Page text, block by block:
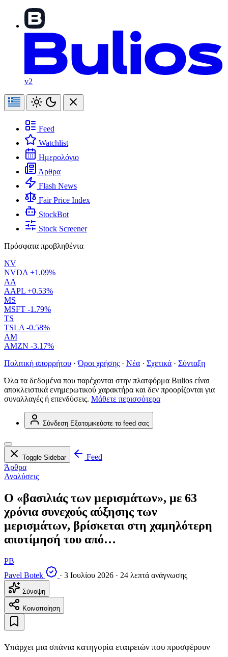
v2
Feed
Watchlist
Ημερολόγιο
Άρθρα
Flash News
Fair Price Index
StockBot
Stock Screener
Πρόσφατα προβληθέντα
NV
NVDA +1.09%
AA
AAPL +0.53%
MS
MSFT -1.79%
TS
TSLA -0.58%
AM
AMZN -3.17%
Πολιτική απορρήτου · Όροι χρήσης · Νέα · Σχετικά · Σύνταξη
Όλα τα δεδομένα που παρέχονται στην πλατφόρμα Bulios είναι
αποκλειστικά ενημερωτικού χαρακτήρα και δεν προορίζονται για
συναλλαγές ή επενδύσεις. Μάθετε περισσότερα
Σύνδεση Εξατομικεύστε το feed σας
Toggle Sidebar
Feed
Άρθρα
Αναλύσεις
Ο «βασιλιάς των μερισμάτων», με 63
χρόνια συνεχούς αύξησης των
μερισμάτων, βρίσκεται στη χαμηλότερη
αποτίμησή του από…
PB
Pavel Botek
· 3 Ιουλίου 2026 · 24 λεπτά ανάγνωσης
Σύνοψη
Κοινοποίηση
Υπάρχει μια σπάνια κατηγορία εταιρειών που προσφέρουν